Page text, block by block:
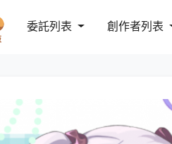
委託列表 創作者列表